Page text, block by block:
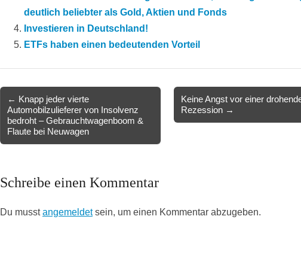
deutlich beliebter als Gold, Aktien und Fonds
Investieren in Deutschland!
ETFs haben einen bedeutenden Vorteil
navigation
← Knapp jeder vierte
Automobilzulieferer von Insolvenz
bedroht – Gebrauchtwagenboom &
Flaute bei Neuwagen
Keine Angst vor einer
Rezession →
Schreibe einen Kommentar
Du musstangemeldetsein, um einen Kommentar abzugeben.